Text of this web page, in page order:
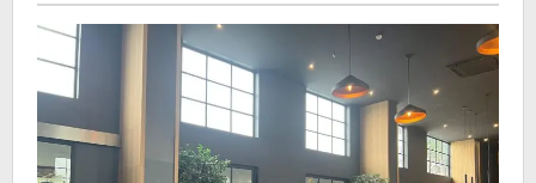
dan
Hiburan
Spektakuler